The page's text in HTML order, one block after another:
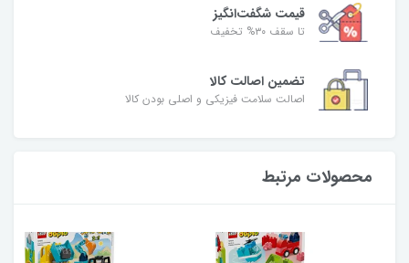
قیمت شگفت‌انگیز
تا سقف ۳۰% تخفیف
تضمین اصالت کالا
اصالت سلامت فیزیکی و اصلی بودن کالا
محصولات مرتبط